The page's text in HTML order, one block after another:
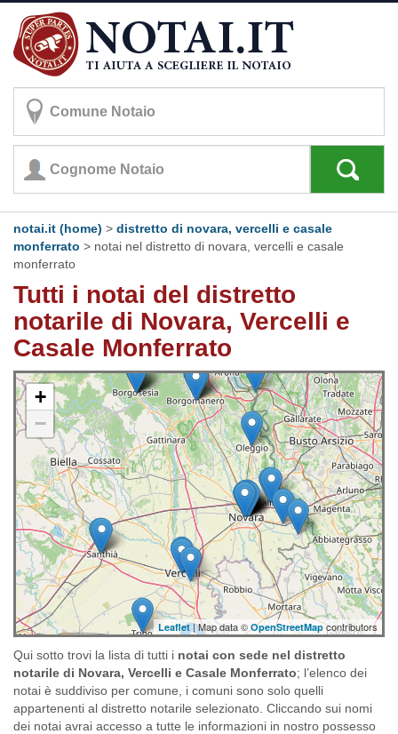
notai.it (home) > distretto di novara, vercelli e casale
monferrato > notai nel distretto di novara, vercelli e casale
monferrato
Tutti i notai del distretto
notarile di Novara, Vercelli e
Casale Monferrato
+
−
Leaflet| Map data © OpenStreetMapcontributors
Qui sotto trovi la lista di tutti i notai con sede nel distretto
notarile di Novara, Vercelli e Casale Monferrato; l’elenco dei
notai è suddiviso per comune, i comuni sono solo quelli
appartenenti al distretto notarile selezionato. Cliccando sui nomi
dei notai avrai accesso a tutte le informazioni in nostro possesso